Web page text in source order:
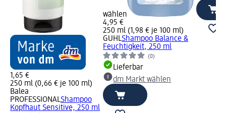
1,65 €
250 ml (0,66 € je 100 ml)
Balea
PROFESSIONALShampoo
Kopfhaut Sensitive, 250 ml
wählen
4,95 €
250 ml (1,98 € je 100 ml)
GUHLShampoo Balance &
Feuchtigkeit, 250 ml
(0)
Lieferbar
dm Markt wählen